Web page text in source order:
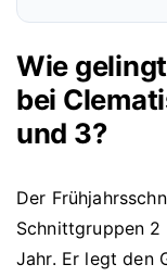
Wie
bei
und 3?
Der
Schnittgruppen
Jahr. Er legt den